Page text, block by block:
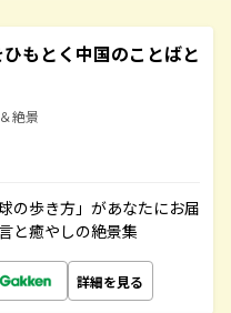
もとく中国のことばと
絶景
の歩き方」があなたにお届
と癒やしの絶景集
詳細を見る